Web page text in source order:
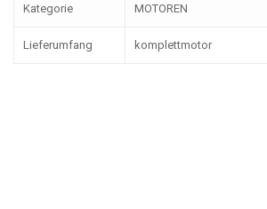
Kategorie MOTOREN
Lieferumfang komplettmotor